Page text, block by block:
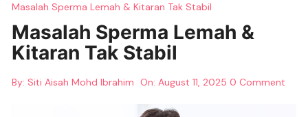
Masalah Sperma Lemah & Kitaran Tak Stabil
Masalah Sperma Lemah &
Kitaran Tak Stabil
By: Siti Aisah Mohd Ibrahim On:August 11, 2025 0 Comment